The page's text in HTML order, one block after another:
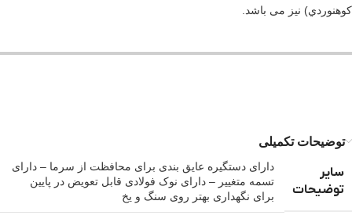
کوهنوردي) نیز می باشد.
توضیحات تکمیلی
سایر
توضیحات
دارای دستگیره عایق بندی برای محافظت از سرما – دارای
تسمه متغییر – دارای نوک فولادی قابل تعویض در پایین
برای نگهداری بهتر روی سنگ و یخ